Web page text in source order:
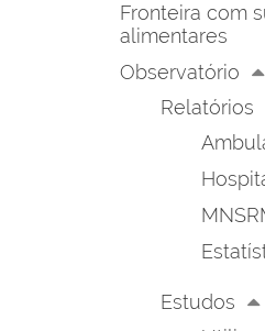
Fronteira com
alimentares
Observatório
Relatórios
Estudos